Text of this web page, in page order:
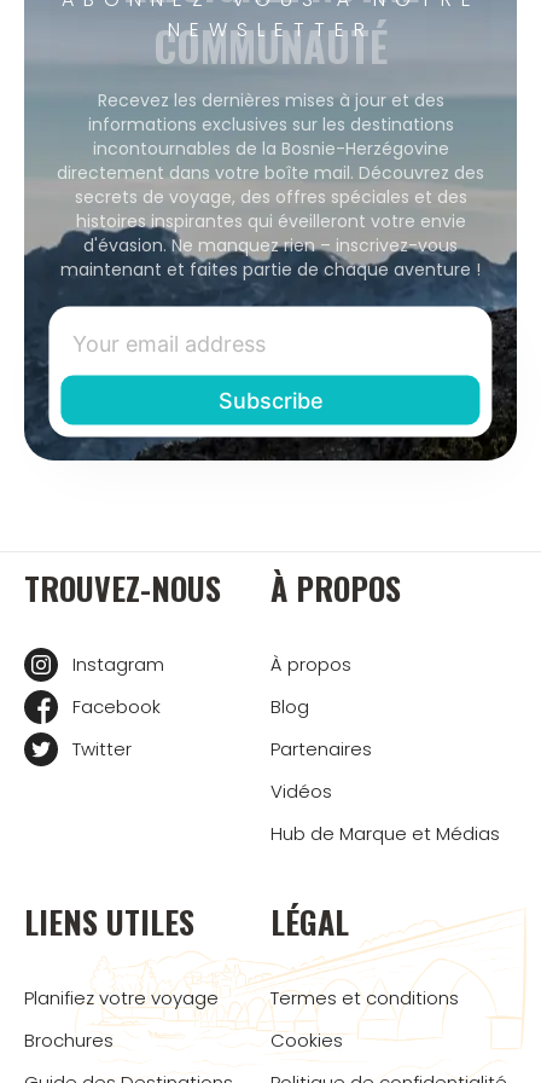
NEWSLETTER
COMMUNAUTÉ
Recevez les dernières mises à jour et des
informations exclusives sur les destinations
incontournables de la Bosnie-Herzégovine
directement dans votre boîte mail. Découvrez des
secrets de voyage, des offres spéciales et des
histoires inspirantes qui éveilleront votre envie
d'évasion. Ne manquez rien – inscrivez-vous
maintenant et faites partie de chaque aventure !
TROUVEZ-NOUS
Instagram
Facebook
Twitter
À PROPOS
À propos
Blog
Partenaires
Vidéos
Hub de Marque et Médias
LIENS UTILES
Planifiez votre voyage
Brochures
LÉGAL
Termes et conditions
Cookies